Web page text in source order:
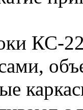
КС-